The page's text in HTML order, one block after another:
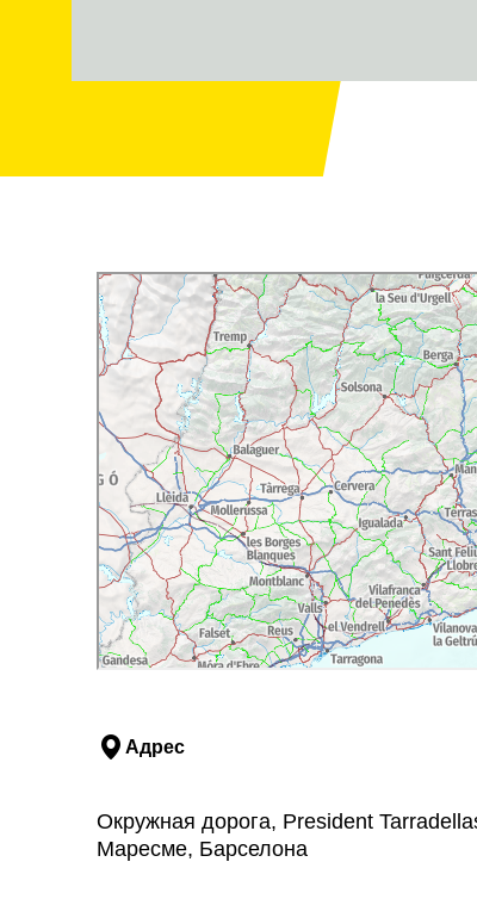
Адрес
Окружная дорога, President
Маресме, Барселона